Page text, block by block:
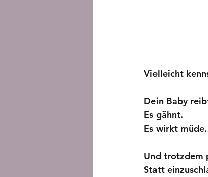
Vielleicht
Dein Baby
Es gähnt.
Es wirkt müde.
Und trotzdem
Statt